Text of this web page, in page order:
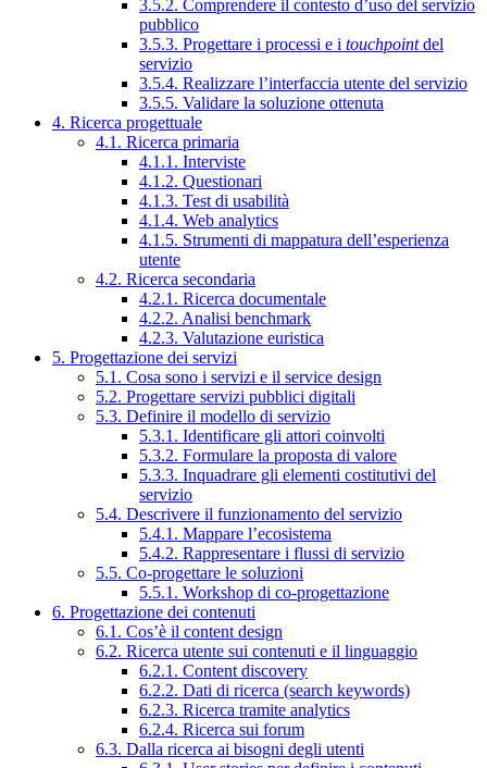
3.5.2. Comprendere il contesto d’uso del servizio
pubblico
3.5.3. Progettare i processi e i touchpointdel
servizio
3.5.4. Realizzare l’interfaccia utente del servizio
3.5.5. Validare la soluzione ottenuta
4. Ricerca progettuale
4.1. Ricerca primaria
4.1.1. Interviste
4.1.2. Questionari
4.1.3. Test di usabilità
4.1.4. Web analytics
4.1.5. Strumenti di mappatura dell’esperienza
utente
4.2. Ricerca secondaria
4.2.1. Ricerca documentale
4.2.2. Analisi benchmark
4.2.3. Valutazione euristica
5. Progettazione dei servizi
5.1. Cosa sono i servizi e il service design
5.2. Progettare servizi pubblici digitali
5.3. Definire il modello di servizio
5.3.1. Identificare gli attori coinvolti
5.3.2. Formulare la proposta di valore
5.3.3. Inquadrare gli elementi costitutivi del
servizio
5.4. Descrivere il funzionamento del servizio
5.4.1. Mappare l’ecosistema
5.4.2. Rappresentare i flussi di servizio
5.5. Co-progettare le soluzioni
5.5.1. Workshop di co-progettazione
6. Progettazione dei contenuti
6.1. Cos’è il content design
6.2. Ricerca utente sui contenuti e il linguaggio
6.2.1. Content discovery
6.2.2. Dati di ricerca (search keywords)
6.2.3. Ricerca tramite analytics
6.2.4. Ricerca sui forum
6.3. Dalla ricerca ai bisogni degli utenti